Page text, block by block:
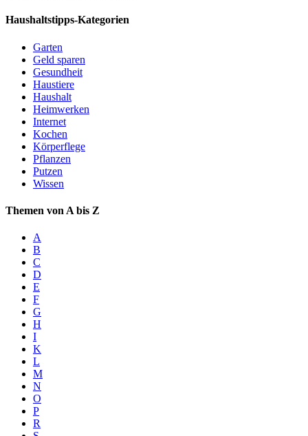
Haushaltstipps-Kategorien
Garten
Geld sparen
Gesundheit
Haustiere
Haushalt
Heimwerken
Internet
Kochen
Körperflege
Pflanzen
Putzen
Wissen
Themen von A bis Z
A
B
C
D
E
F
G
H
I
K
L
M
N
O
P
R